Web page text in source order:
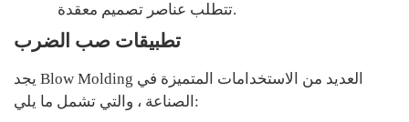
تتطلب عناصر تصميم معقدة.
تطبيقات صب الضرب
يجد Blow Molding العديد من الاستخدامات المتميزة في
الصناعة ، والتي تشمل ما يلي: